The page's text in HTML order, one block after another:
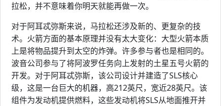
拉松，并不意味着你明天就能再做一次。
对于阿耳忒弥斯来说，马拉松还涉及新的、更复杂的技
术。火箭方面的基本原理并没有太大变化：大型火箭本质
上是将物品提升到太空的炸弹。许多参与者也是相同的。
波音公司参与了将阿波罗任务向上发射的土星五号火箭的
开发。对于阿耳忒弥斯，该公司设计并建造了SLS核心
级，这是一台巨大的机器，高212英尺，宽近28英尺。该
组件为发动机提供燃料，这些发动机将SLS从地面推开并